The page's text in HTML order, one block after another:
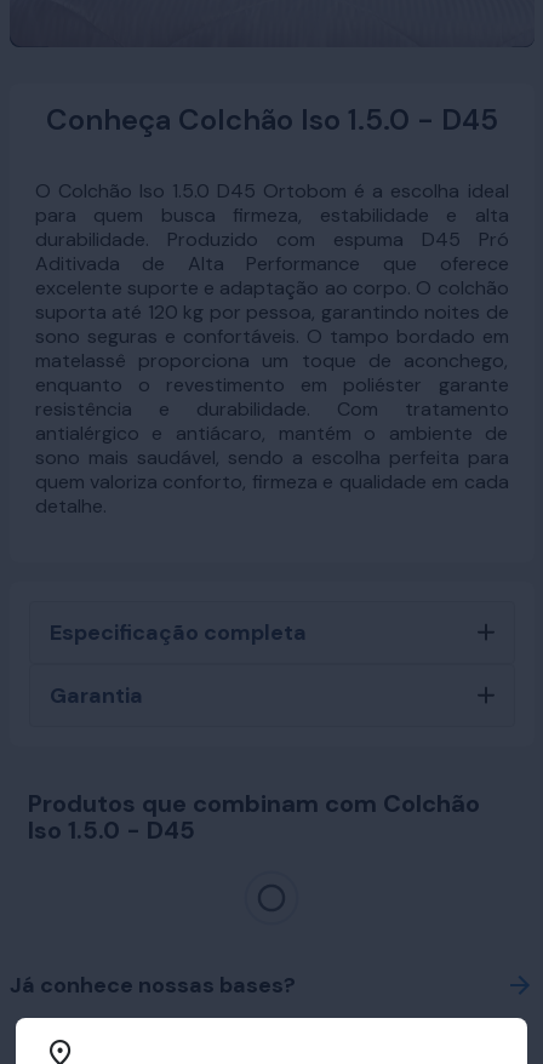
Conheça Colchão Iso 1.5.0 - D45
O Colchão Iso 1.5.0 D45 Ortobom é a escolha ideal
para quem busca firmeza, estabilidade e alta
durabilidade. Produzido com espuma D45 Pró
Aditivada de Alta Performance que oferece
excelente suporte e adaptação ao corpo. O colchão
suporta até 120 kg por pessoa, garantindo noites de
sono seguras e confortáveis. O tampo bordado em
matelassê proporciona um toque de aconchego,
enquanto o revestimento em poliéster garante
resistência e durabilidade. Com tratamento
antialérgico e antiácaro, mantém o ambiente de
sono mais saudável, sendo a escolha perfeita para
quem valoriza conforto, firmeza e qualidade em cada
detalhe.
Especificação completa
Garantia
Produtos que combinam com Colchão
Iso 1.5.0 - D45
Já conhece nossas bases?